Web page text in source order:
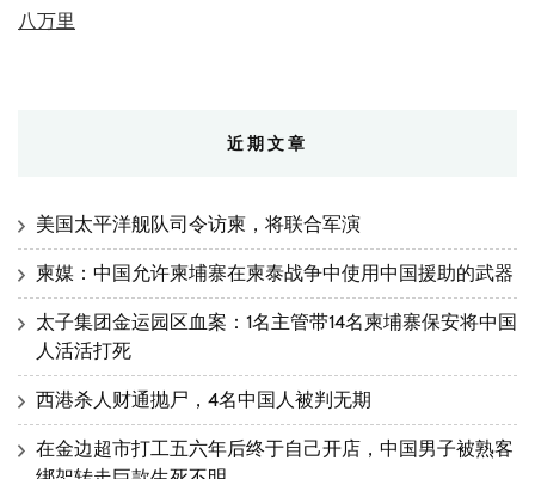
八万里
近期文章
美国太平洋舰队司令访柬，将联合军演
柬媒：中国允许柬埔寨在柬泰战争中使用中国援助的武器
太子集团金运园区血案：1名主管带14名柬埔寨保安将中国
人活活打死
西港杀人财通抛尸，4名中国人被判无期
在金边超市打工五六年后终于自己开店，中国男子被熟客